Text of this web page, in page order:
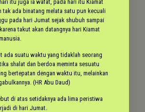
itu juga ia wafat, pada hari itu Kiamat
tak ada binatang melata satu pun kecuali
pada hari Jumat sejak shubuh sampai
takut akan datangnya hari Kiamat
ada suatu waktu yang tidaklah seorang
shalat dan berdoa meminta sesuatu
bertepatan dengan waktu itu, melainkan
(HR Abu Daud)
di atas setidaknya ada lima peristiwa
di hari Jumat.